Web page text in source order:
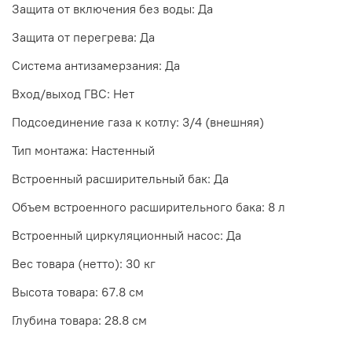
Защита от включения без воды: Да
Защита от перегрева: Да
Система антизамерзания: Да
Вход/выход ГВС: Нет
Подсоединение газа к котлу: 3/4 (внешняя)
Тип монтажа: Настенный
Встроенный расширительный бак: Да
Объем встроенного расширительного бака: 8 л
Встроенный циркуляционный насос: Да
Вес товара (нетто): 30 кг
Высота товара: 67.8 см
Глубина товара: 28.8 см